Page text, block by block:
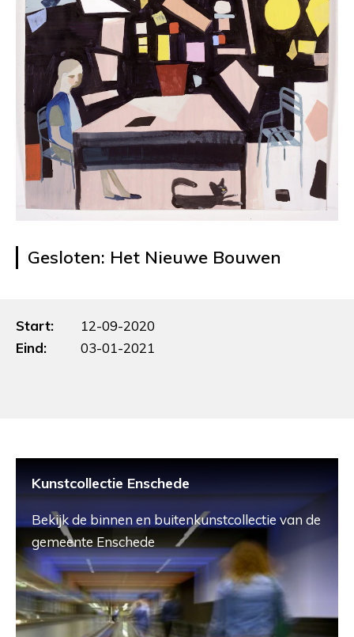
Gesloten: Het Nieuwe Bouwen
Start:
12-09-2020
Eind:
03-01-2021
Kunstcollectie Enschede
Bekijk de binnen en buitenkunstcollectie van de
gemeente Enschede